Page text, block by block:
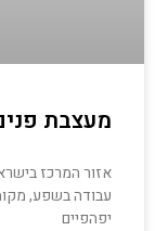
מעצבת
אזור המרכז
עבודה בשפע,
יפהפיים